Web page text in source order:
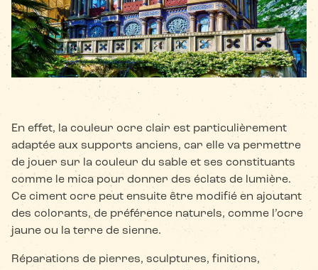
En effet, la couleur ocre clair est particulièrement
adaptée aux supports anciens, car elle va permettre
de jouer sur la couleur du sable et ses constituants
comme le mica pour donner des éclats de lumière.
Ce ciment ocre peut ensuite être modifié en ajoutant
des colorants, de préférence naturels, comme l’ocre
jaune ou la terre de sienne.
Réparations de pierres, sculptures, finitions,